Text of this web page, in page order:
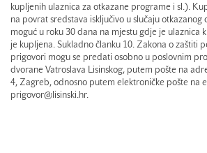
kupljenih ulaznica za otkazane programe i sl.).
na povrat sredstava isključivo u slučaju otkazanog
moguć u roku 30 dana na mjestu gdje je ulaznica
je kupljena. Sukladno članku 10. Zakona o zaštiti
prigovori mogu se predati osobno u poslovnim
dvorane Vatroslava Lisinskog, putem pošte na
4, Zagreb, odnosno putem elektroničke pošte na
prigovor@lisinski.hr.